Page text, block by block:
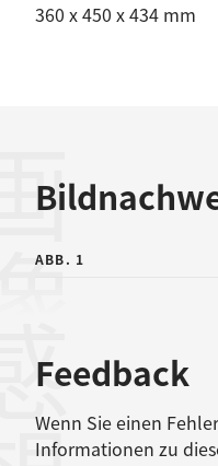
360 x 450 x 434 mm
ABB. 1
Feedback
Wenn Sie einen
Informationen zu